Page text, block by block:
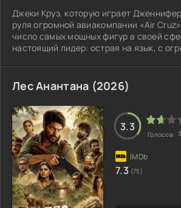
Джеки Круз, которую играет
руля огромной авиакомпании «Air
число самых мощных фигур в своей
настоящий лидер: острая на язык, с
подчиненным.
Лес Анантана (2026)
3.3
Голосов: 3
7.3 (75)